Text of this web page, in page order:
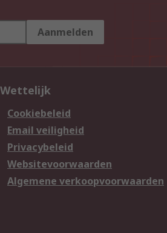
Aanmelden
Wettelijk
Cookiebeleid
Email veiligheid
Privacybeleid
Websitevoorwaarden
Algemene verkoopvoorwaarden